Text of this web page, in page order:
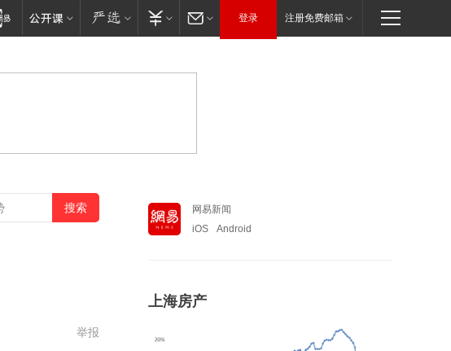
登录 注册免费邮箱
举报
网易新闻
iOS
Android
上海房产